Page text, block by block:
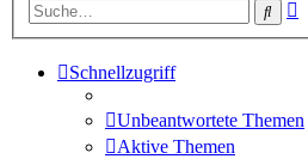
Suche
Schnellzugriff
Unbeantwortete Themen
Aktive Themen